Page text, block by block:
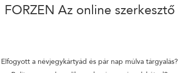
FORZEN Az online szerkesztő
Elfogyott a névjegykártyád és pár nap múlva tárgyalás?